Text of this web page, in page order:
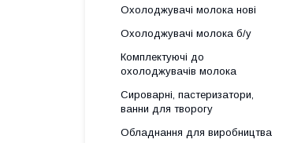
Охолоджувачі молока нові
Охолоджувачі молока б/у
Комплектуючі до
охолоджувачів молока
Сироварні, пастеризатори,
ванни для творогу
Обладнання для виробництва